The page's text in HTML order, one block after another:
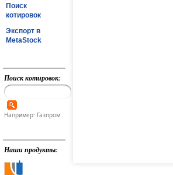
Поиск
котировок
Экспорт в
MetaStock
Поиск котировок:
Например: Газпром
Наши продукты: